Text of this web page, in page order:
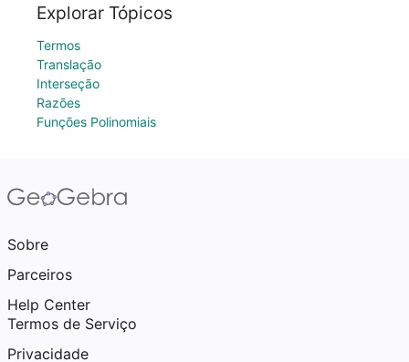
Explorar Tópicos
Termos
Translação
Interseção
Razões
Funções Polinomiais
Sobre
Parceiros
Help Center
Termos de Serviço
Privacidade